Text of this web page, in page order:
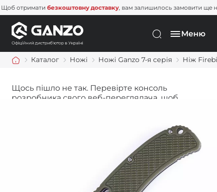
Щоб отриматибезкоштовну доставку, вам залишилось замовити
Меню
Каталог Ножі Ножі Ganzo 7-я серія Ніж
Щось пішло не так. Перевірте консоль
розробника свого веб-переглядача, щоб